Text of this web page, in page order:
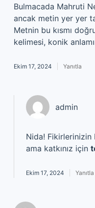
Bulmacada Mahruti
ancak metin yer yer
Metnin bu kısmı
kelimesi, konik
Ekim 17, 2024 Yanıtla
admin
Nida! Fikirlerinizin
ama katkınız için
Ekim 17, 2024 Yanıtla